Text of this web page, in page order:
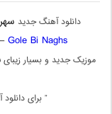
دانلود آهنگ جدید
Gole Bi Naghs
موزیک جدید و بسیار زیبای
” برای